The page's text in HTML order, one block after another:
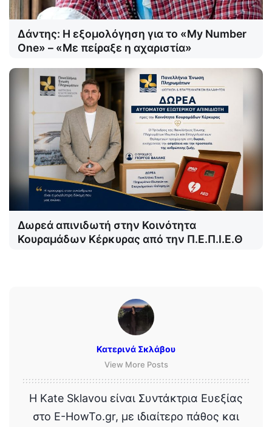
Δάντης: Η εξομολόγηση για το «My Number
One» – «Με πείραξε η αχαριστία»
Δωρεά απινιδωτή στην Κοινότητα
Κουραμάδων Κέρκυρας από την Π.Ε.Π.Ι.Ε.Θ
Κατερινά Σκλάβου
View More Posts
Η Kate Sklavou είναι Συντάκτρια Ευεξίας
στο E-HowTo.gr, με ιδιαίτερο πάθος και